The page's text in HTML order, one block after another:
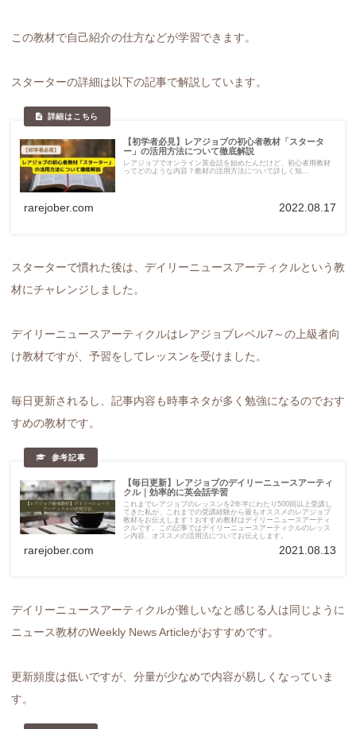
この教材で自己紹介の仕方などが学習できます。
スターターの詳細は以下の記事で解説しています。
【初学者必見】レアジョブの初心者教材「スタータ
ー」の活用方法について徹底解説
レアジョブでオンライン英会話を始めたんだけど、初心者用教材
ってどのような内容？教材の活用方法について詳しく知...
rarejober.com 2022.08.17
スターターで慣れた後は、デイリーニュースアーティクルという教
材にチャレンジしました。
デイリーニュースアーティクルはレアジョブレベル7～の上級者向
け教材ですが、予習をしてレッスンを受けました。
毎日更新されるし、記事内容も時事ネタが多く勉強になるのでおす
すめの教材です。
【毎日更新】レアジョブのデイリーニュースアーティ
クル｜効率的に英会話学習
これまでレアジョブのレッスンを2年半にわたり500回以上受講し
てきた私が、これまでの受講経験から最もオススメのレアジョブ
教材をお伝えします！おすすめ教材はデイリーニュースアーティ
クルです。この記事ではデイリーニュースアーティクルのレッス
ン内容、オススメの活用法についてお伝えします。
rarejober.com 2021.08.13
デイリーニュースアーティクルが難しいなと感じる人は同じように
ニュース教材のWeekly News Articleがおすすめです。
更新頻度は低いですが、分量が少なめで内容が易しくなっていま
す。